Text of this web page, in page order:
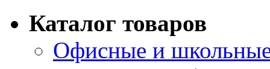
Каталог товаров
Офисные и